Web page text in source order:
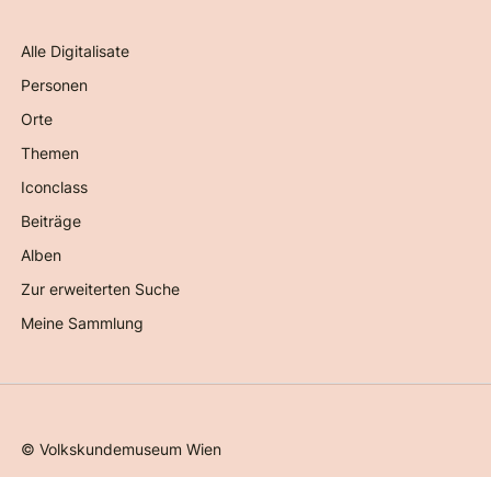
Alle Digitalisate
Personen
Orte
Themen
Iconclass
Beiträge
Alben
Zur erweiterten Suche
Meine Sammlung
©Volkskundemuseum Wien